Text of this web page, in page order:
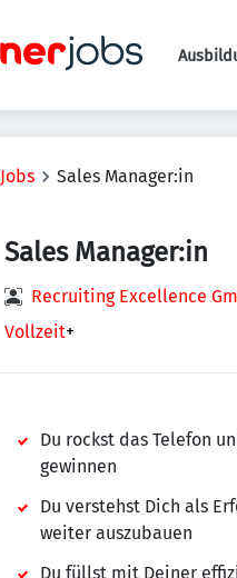
Jobs Sales Manager:in
Sales Manager:in
Recruiting Excellence
Vollzeit+
Du rockst das Telefon
gewinnen
Du verstehst Dich als
weiter auszubauen
Du füllst mit Deiner